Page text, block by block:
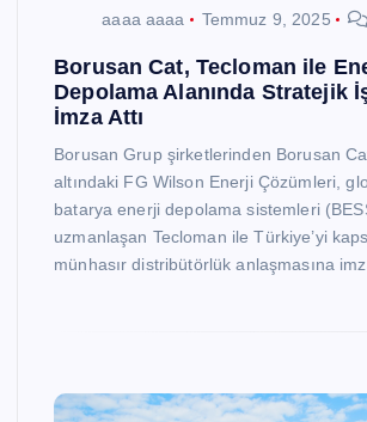
aaaa aaaa Temmuz 9, 2025
Borusan Cat, Tecloman ile
Depolama Alanında Stratejik
İmza Attı
Borusan Grup şirketlerinden Borusan Cat
altındaki FG Wilson Enerji Çözümleri,
batarya enerji depolama sistemleri
uzmanlaşan Tecloman ile Türkiye’yi
münhasır distribütörlük anlaşmasına